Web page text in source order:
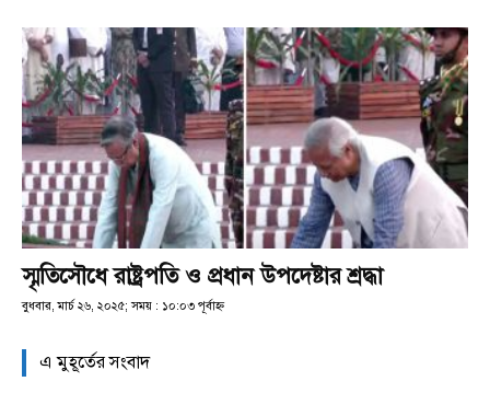
স্মৃতিসৌধে রাষ্ট্রপতি ও প্রধান উপদেষ্টার শ্রদ্ধা
বুধবার, মার্চ ২৬, ২০২৫; সময় : ১০:০৩ পূর্বাহ্ণ
এ মুহূর্তের সংবাদ